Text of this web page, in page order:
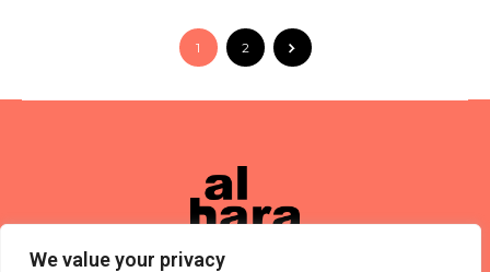
We value your privacy
1 2